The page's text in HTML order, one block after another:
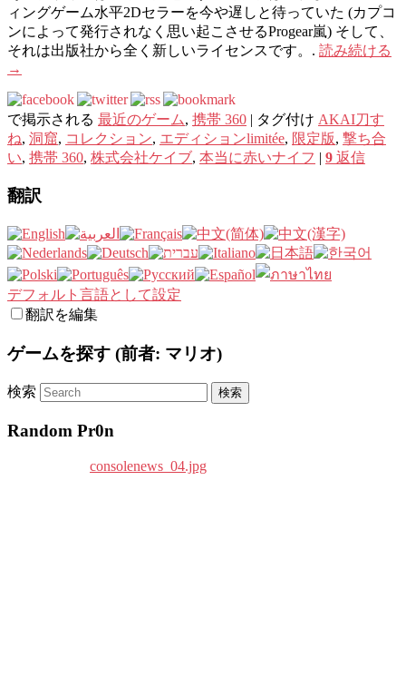
ィングゲーム水平2Dセラーを今や遅しと待っていた (カプコ
ンによって発行されなく思い起こさせるProgear嵐) そして、
それは出版社から全く新しいライセンスです。. 読み続ける
→
で掲示される 最近のゲーム, 携帯 360 | タグ付け AKAI刀す
ね, 洞窟, コレクション, エディションlimitée, 限定版, 撃ち合
い, 携帯 360, 株式会社ケイブ, 本当に赤いナイフ | 9 返信
翻訳
デフォルト言語として設定
翻訳を編集
ゲームを探す (前者: マリオ)
検索
Random Pr0n